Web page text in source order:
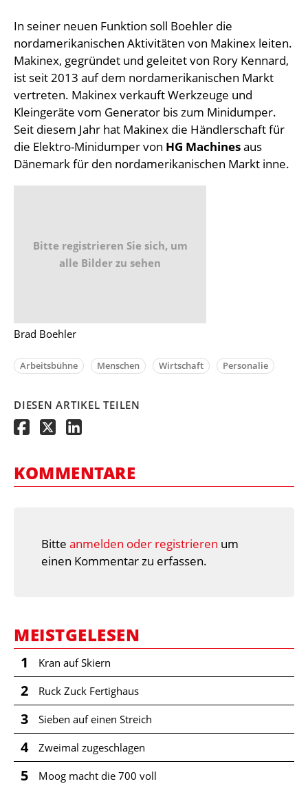
In seiner neuen Funktion soll Boehler die
nordamerikanischen Aktivitäten von Makinex leiten.
Makinex, gegründet und geleitet von Rory Kennard,
ist seit 2013 auf dem nordamerikanischen Markt
vertreten. Makinex verkauft Werkzeuge und
Kleingeräte vom Generator bis zum Minidumper.
Seit diesem Jahr hat Makinex die Händlerschaft für
die Elektro-Minidumper von HG Machinesaus
Dänemark für den nordamerikanischen Markt inne.
Bitte registrieren Sie sich, um
alle Bilder zu sehen
Brad Boehler
Arbeitsbühne Menschen Wirtschaft Personalie
DIESEN ARTIKEL TEILEN
KOMMENTARE
Bitte anmelden oder registrieren um
einen Kommentar zu erfassen.
MEISTGELESEN
1 Kran auf Skiern
2 Ruck Zuck Fertighaus
3 Sieben auf einen Streich
4 Zweimal zugeschlagen
5 Moog macht die 700 voll